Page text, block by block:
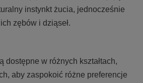
instynkt żucia, jednocześnie
zębów i dziąseł.
dostępne w różnych kształtach,
aby zaspokoić różne preferencje